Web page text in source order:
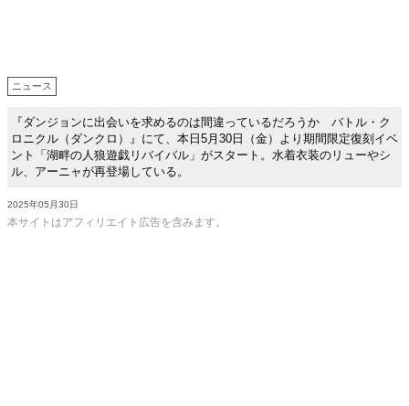
ニュース
『ダンジョンに出会いを求めるのは間違っているだろうか バトル・ク
ロニクル（ダンクロ）』にて、本日5月30日（金）より期間限定復刻イベ
ント「湖畔の人狼遊戯リバイバル」がスタート。水着衣装のリューやシ
ル、アーニャが再登場している。
2025年05月30日
本サイトはアフィリエイト広告を含みます。